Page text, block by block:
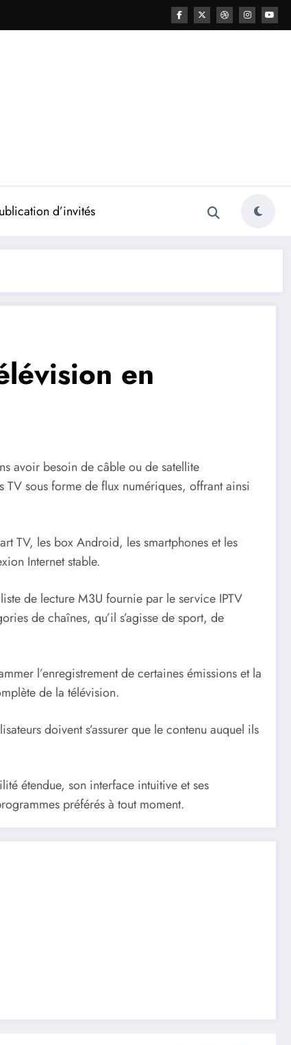
d’invités
en
avoir besoin de câble ou de satellite
TV sous forme de flux numériques, offrant ainsi
TV, les box Android, les smartphones et les
Internet stable.
de lecture M3U fournie par le service IPTV
de chaînes, qu’il s’agisse de sport, de
l’enregistrement de certaines émissions et la
de la télévision.
doivent s’assurer que le contenu auquel ils
étendue, son interface intuitive et ses
préférés à tout moment.